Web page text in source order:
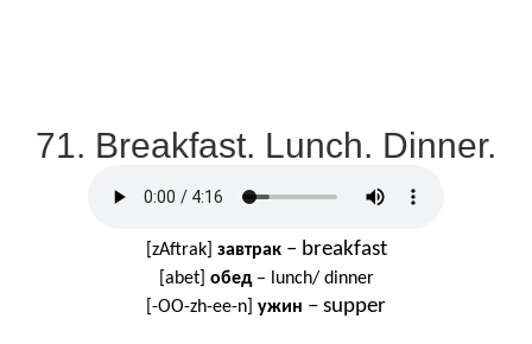
71. Breakfast. Lunch. Dinner.
[zAftrak] завтрак – breakfast
[abet] обед – lunch/ dinner
[-OO-zh-ee-n] ужин – supper